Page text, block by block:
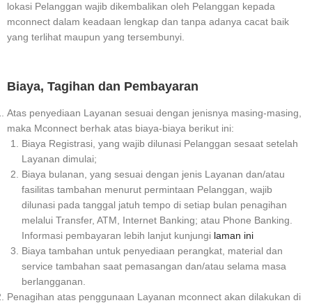
lokasi Pelanggan wajib dikembalikan oleh Pelanggan kepada
mconnect dalam keadaan lengkap dan tanpa adanya cacat baik
yang terlihat maupun yang tersembunyi.
Biaya, Tagihan dan Pembayaran
Atas penyediaan Layanan sesuai dengan jenisnya masing-masing,
maka Mconnect berhak atas biaya-biaya berikut ini:
Biaya Registrasi, yang wajib dilunasi Pelanggan sesaat setelah
Layanan dimulai;
Biaya bulanan, yang sesuai dengan jenis Layanan dan/atau
fasilitas tambahan menurut permintaan Pelanggan, wajib
dilunasi pada tanggal jatuh tempo di setiap bulan penagihan
melalui Transfer, ATM, Internet Banking; atau Phone Banking.
Informasi pembayaran lebih lanjut kunjungi laman ini
Biaya tambahan untuk penyediaan perangkat, material dan
service tambahan saat pemasangan dan/atau selama masa
berlangganan.
Penagihan atas penggunaan Layanan mconnect akan dilakukan di